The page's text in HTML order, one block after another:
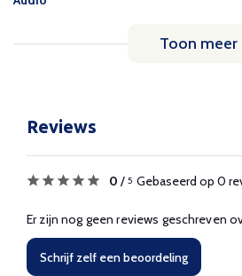
Toon meer
Reviews
0 / 5 Gebaseerd op 0
Er zijn nog geen reviews geschreven
Schrijf zelf een beoordeling